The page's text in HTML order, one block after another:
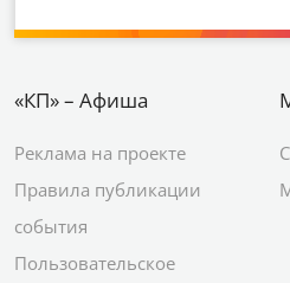
«КП» – Афиша
Реклама на проекте
Правила публикации
события
Пользовательское